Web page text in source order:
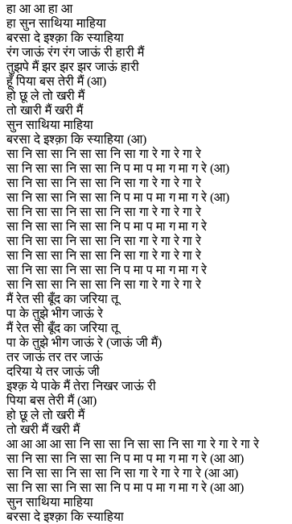
हा आ आ हा आ
हा सुन साथिया माहिया
बरसा दे इश्क़ा कि स्याहिया
रंग जाऊं रंग रंग जाऊं री हारी मैं
तुझपे मैं झर झर झर जाऊं हारी
हूँ पिया बस तेरी मैं (आ)
हो छू ले तो खरी मैं
तो खारी मैं खरी मैं
सुन साथिया माहिया
बरसा दे इश्क़ा कि स्याहिया (आ)
सा नि सा सा नि सा सा नि सा गा रे गा रे गा रे
सा नि सा सा नि सा सा नि प मा प मा ग मा ग रे (आ)
सा नि सा सा नि सा सा नि सा गा रे गा रे गा रे
सा नि सा सा नि सा सा नि प मा प मा ग मा ग रे (आ)
सा नि सा सा नि सा सा नि सा गा रे गा रे गा रे
सा नि सा सा नि सा सा नि प मा प मा ग मा ग रे
सा नि सा सा नि सा सा नि सा गा रे गा रे गा रे
सा नि सा सा नि सा सा नि सा गा रे गा रे गा रे
सा नि सा सा नि सा सा नि प मा प मा ग मा ग रे
सा नि सा सा नि सा सा नि सा गा रे गा रे गा रे
मैं रेत सी बूँद का जरिया तू
पा के तुझे भीग जाऊं रे
मैं रेत सी बूँद का जरिया तू
पा के तुझे भीग जाऊं रे (जाऊं जी मैं)
तर जाऊं तर तर जाऊं
दरिया ये तर जाऊं जी
इश्क़ ये पाके मैं तेरा निखर जाऊं री
पिया बस तेरी मैं (आ)
हो छू ले तो खरी मैं
तो खरी मैं खरी मैं
आ आ आ आ सा नि सा सा नि सा सा नि सा गा रे गा रे गा रे
सा नि सा सा नि सा सा नि प मा प मा ग मा ग रे (आ आ)
सा नि सा सा नि सा सा नि सा गा रे गा रे गा रे (आ आ)
सा नि सा सा नि सा सा नि प मा प मा ग मा ग रे (आ आ)
सुन साथिया माहिया
बरसा दे इश्क़ा कि स्याहिया